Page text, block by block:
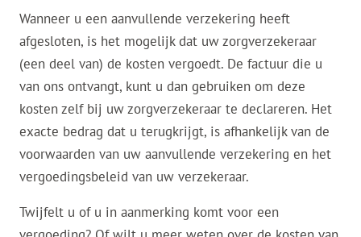
Wanneer u een aanvullende verzekering heeft
afgesloten, is het mogelijk dat uw zorgverzekeraar
(een deel van) de kosten vergoedt. De factuur die u
van ons ontvangt, kunt u dan gebruiken om deze
kosten zelf bij uw zorgverzekeraar te declareren. Het
exacte bedrag dat u terugkrijgt, is afhankelijk van de
voorwaarden van uw aanvullende verzekering en het
vergoedingsbeleid van uw verzekeraar.
Twijfelt u of u in aanmerking komt voor een